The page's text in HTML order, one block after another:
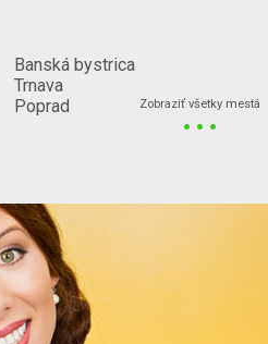
Banská bystrica
Trnava
Poprad
Zobraziť všetky mestá
...